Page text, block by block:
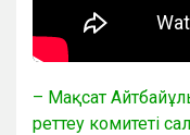
– Мақсат
реттеу комитеті